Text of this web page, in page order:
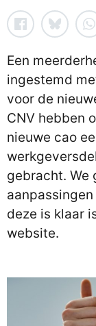
Een
ingestemd
voor de
CNV hebben
nieuwe cao
gebracht. We
deze is klaar
website.